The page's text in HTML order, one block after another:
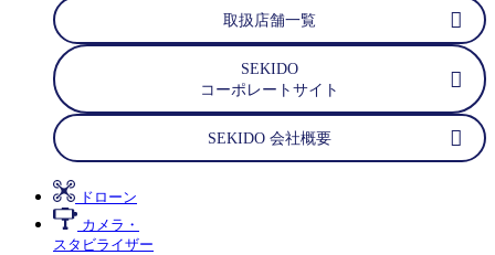
取扱店舗一覧
SEKIDO
コーポレートサイト
SEKIDO 会社概要
ドローン
カメラ・
スタビライザー